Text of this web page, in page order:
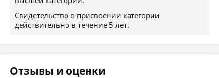
Свидетельство о присвоении категории
действительно в течение 5 лет.
Отзывы и оценки